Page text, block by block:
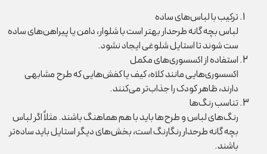
ترکیب با لباس‌های ساده
لباس بچه گانه طرحدار بهتر است با شلوار، دامن یا پیراهن‌های ساده
ست شوند تا استایل شلوغی ایجاد نشود.
استفاده از اکسسوری‌های مکمل
اکسسوری‌هایی مانند کلاه، کیف یا کفش‌هایی که طرح مشابهی
دارند، ظاهر کودک را جذاب‌تر می‌کنند.
تناسب رنگ‌ها
رنگ‌های لباس و طرح‌ها باید با هم هماهنگ باشند. مثلاً اگر لباس
بچه گانه طرحدار رنگارنگ است، بخش‌های دیگر استایل باید ساده‌تر
باشند.